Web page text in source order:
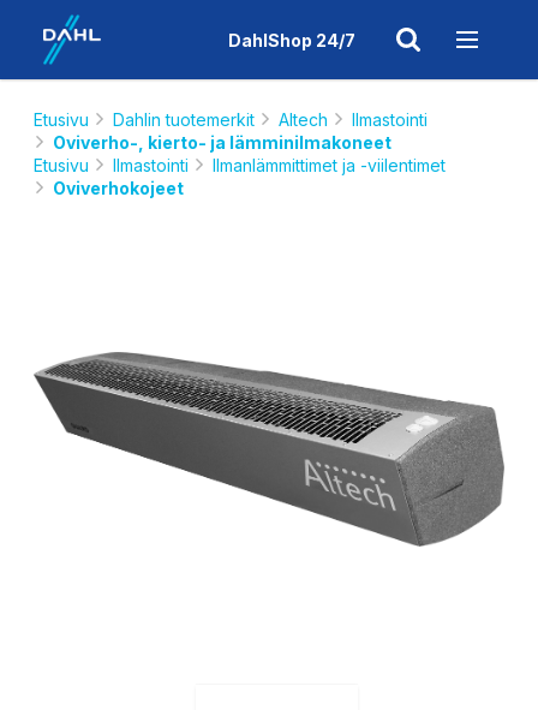
DahlShop 24/7
Etusivu Dahlin tuotemerkit Altech
Ilmastointi
Oviverho-, kierto- ja lämminilmakoneet
Etusivu
Ilmastointi
Ilmanlämmittimet ja -viilentimet
Oviverhokojeet